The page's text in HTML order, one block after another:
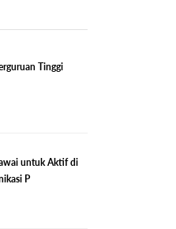
Tinggi
untuk Aktif di
P